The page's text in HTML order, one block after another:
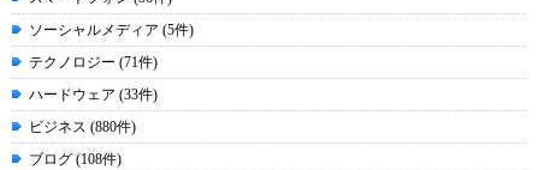
ソーシャルメディア (5件)
テクノロジー (71件)
ハードウェア (33件)
ビジネス (880件)
ブログ (108件)